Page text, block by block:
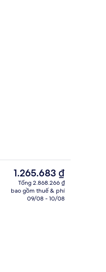
Ngoại thất
Giá
hiện
tại
1.265.683 ₫
Tổng 2.868.266 ₫
bao gồm thuế & phí
09/08 - 10/08